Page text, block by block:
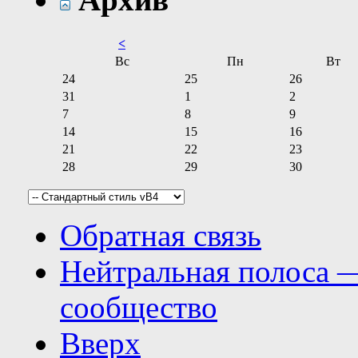
<
Вс
Пн
Вт
24
25
26
31
1
2
7
8
9
14
15
16
21
22
23
28
29 30
Обратная связь
Нейтральная полоса
сообщество
Вверх